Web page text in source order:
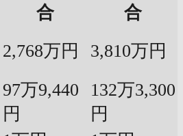
合
合
2,768万円
3,810万円
97万9,440
円
132万3,300
円